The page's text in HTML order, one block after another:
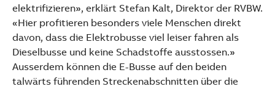
Suggestions
Products
See more products
Shopping list preview
elektrifizieren», erklärt Stefan Kalt, Direktor der RVBW.
«Hier profitieren besonders viele Menschen direkt
davon, dass die Elektrobusse viel leiser fahren als
Dieselbusse und keine Schadstoffe ausstossen.»
Ausserdem können die E-Busse auf den beiden
talwärts führenden Streckenabschnitten über die